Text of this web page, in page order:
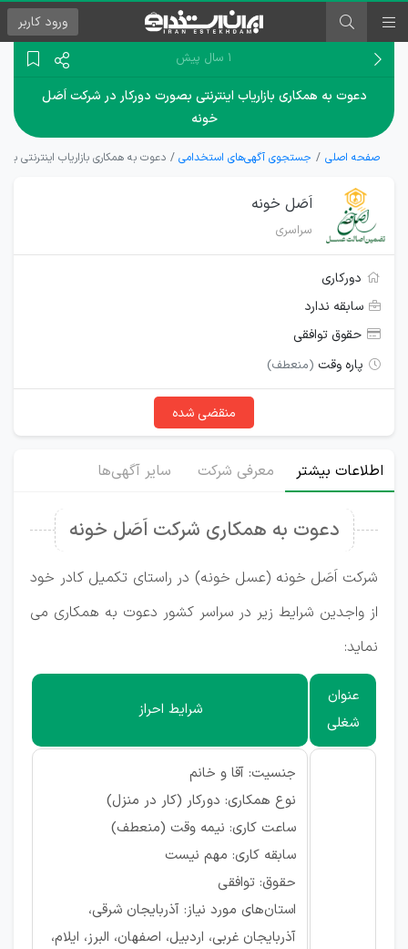
ورود کاربر
۱ سال پیش
دعوت به همکاری بازاریاب اینترنتی بصورت دورکار در شرکت اَصَل
خونه
صفحه اصلی جستجوی آگهی‌های استخدامی دعوت به همکاری بازاریاب اینترنتی
اَصَل خونه
سراسری
دورکاری
سابقه ندارد
حقوق توافقی
پاره وقت (منعطف)
منقضی شده
اطلاعات بیشتر معرفی شرکت سایر آگهی‌ها
دعوت به همکاری شرکت اَصَل خونه
شرکت اَصَل خونه (عسل خونه) در راستای تکمیل کادر خود
از واجدین شرایط زیر در سراسر کشور دعوت به همکاری می
نماید:
عنوان
شغلی
شرایط احراز
جنسیت: آقا و خانم
نوع همکاری: دورکار (کار در منزل)
ساعت کاری: نیمه وقت (منعطف)
سابقه کاری: مهم نیست
حقوق: توافقی
استان‌های مورد نیاز: آذربایجان شرقی،
آذربایجان غربی، اردبیل، اصفهان، البرز، ایلام،